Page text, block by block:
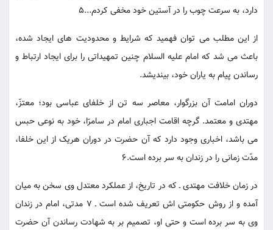
دارد، به سرعت چوب را در آستین خود مخفی کردم...5
از این مطلب می توان فهمید که شرایط و محدودیت های ایجاد شده،
باعث می شد که امام علیه السلام چنین تمهیداتی را برای ایجاد ارتباط و
رساندن پیام به یاران خود، بیندیشد.
دوران امامت آن بزرگوار، معاصر سه تن از خلفای عباسی بود؛ معتزّ،
مهتدی و معتمد. گرچه اقامت اجباری امام در سامرّا، خود به نوعی حبس
می باشد، اخباری وجود دارد که آن حضرت در دوران هریک از این خلفا،
مدّت زمانی را در زندان به سر برده است.6
در زمان خلافت مهتدی ـ که در تاریخ، از عملکرد معتدل وی سخن به میان
آمده و از روش حکومتی اش تعریف شده است ـ 7 مدتی، امام در زندان
وی به سر برده است و حتی او، تصمیم بر به شهادت رساندن آن حضرت